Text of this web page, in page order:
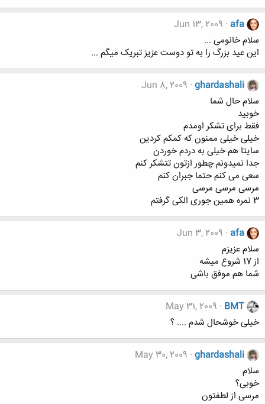
afa
Jun 13, 2009
سلام خانومی ...
این عید بزرگ را به تو دوست عزیز تبریک میگم ...
ghardashali
Jun 8, 2009
سلام حال شما
خوبید
فقط برای تشکر اومدم
خیلی خیلی ممنون که کمکم کردین
سایتا هم خیلی به دردم خوردن
جدا نمیدونم چطور ازتون تتشکر کنم
سعی می کنم حتما جبران کنم
مرسی مرسی مرسی
3 نمره همین جوری الکی گرفتم
afa
Jun 3, 2009
سلام عزیزم
از 17 شروع میشه
شما هم موفق باشی
BMT
May 31, 2009
خیلی خوشحال شدم .... ؟
ghardashali
May 30, 2009
سلام
خوبی؟
مرسی از لطفتون